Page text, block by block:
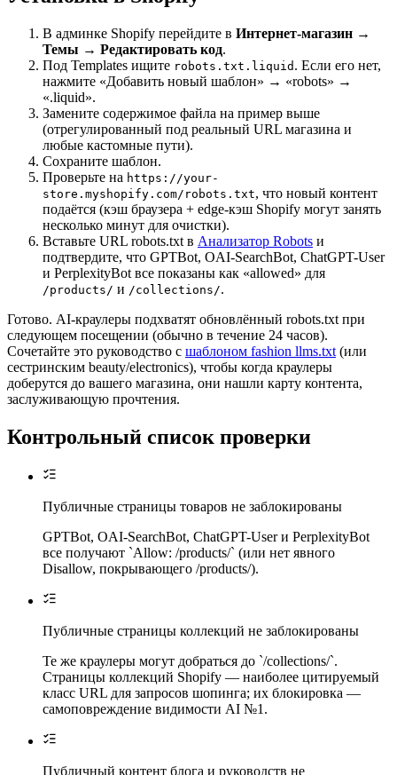
В админке Shopify перейдите в Интернет-магазин →
Темы → Редактировать код.
Под Templates ищите robots.txt.liquid . Если его нет,
нажмите «Добавить новый шаблон» → «robots» →
«.liquid».
Замените содержимое файла на пример выше
(отрегулированный под реальный URL магазина и
любые кастомные пути).
Сохраните шаблон.
Проверьте на https://your-
store.myshopify.com/robots.txt, что новый контент
подаётся (кэш браузера + edge-кэш Shopify могут занять
несколько минут для очистки).
Вставьте URL robots.txt в Анализатор Robots и
подтвердите, что GPTBot, OAI-SearchBot, ChatGPT-User
и PerplexityBot все показаны как «allowed» для
/products/ и /collections/.
Готово. AI-краулеры подхватят обновлённый robots.txt при
следующем посещении (обычно в течение 24 часов).
Сочетайте это руководство с шаблоном fashion llms.txt (или
сестринским beauty/electronics), чтобы когда краулеры
доберутся до вашего магазина, они нашли карту контента,
заслуживающую прочтения.
Контрольный список проверки
Публичные страницы товаров не заблокированы
GPTBot, OAI-SearchBot, ChatGPT-User и PerplexityBot
все получают `Allow: /products/` (или нет явного
Disallow, покрывающего /products/).
Публичные страницы коллекций не заблокированы
Те же краулеры могут добраться до `/collections/`.
Страницы коллекций Shopify — наиболее цитируемый
класс URL для запросов шопинга; их блокировка —
самоповреждение видимости AI №1.
Публичный контент блога и руководств не